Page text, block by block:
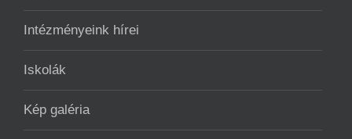
Intézményeink hírei
Iskolák
Kép galéria